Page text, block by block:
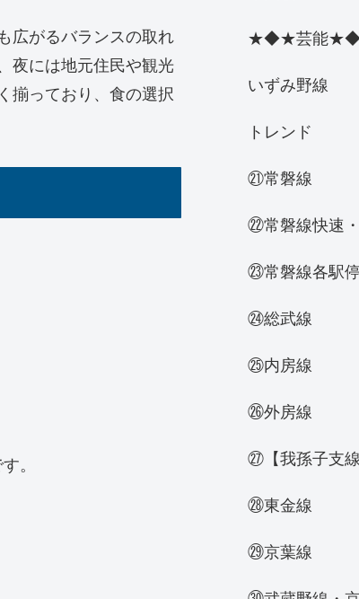
広がるバランスの取れ
夜には地元住民や観光
揃っており、食の選択
。
★◆★芸能
いずみ野線
トレンド
㉑常磐線
㉒常磐線快速
㉓常磐線各駅
㉔総武線
㉕内房線
㉖外房線
㉗【我孫子支線
㉘東金線
㉙京葉線